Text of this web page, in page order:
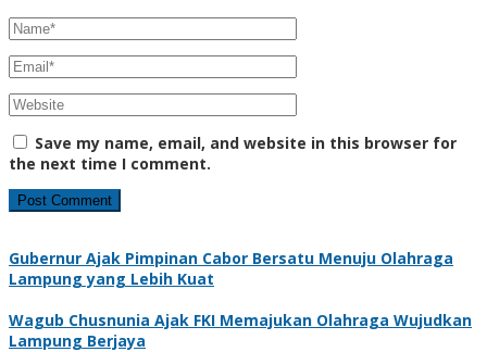
Save my name, email, and website in this browser for
the next time I comment.
Gubernur Ajak Pimpinan Cabor Bersatu Menuju Olahraga
Lampung yang Lebih Kuat
Wagub Chusnunia Ajak FKI Memajukan Olahraga Wujudkan
Lampung Berjaya